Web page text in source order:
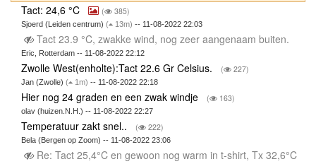
Tact: 24,6 °C ( 385)
Sjoerd (Leiden centrum) ( 13m) -- 11-08-2022 22:03
Tact 23.9 °C, zwakke wind, nog zeer aangenaam buiten.
Eric, Rotterdam -- 11-08-2022 22:12
Zwolle West(enholte):Tact 22.6 Gr Celsius. ( 227)
Jan (Zwolle) ( 1m) -- 11-08-2022 22:18
Hier nog 24 graden en een zwak windje ( 163)
olav (huizen.N.H.) -- 11-08-2022 22:27
Temperatuur zakt snel.. ( 222)
Bela (Bergen op Zoom) -- 11-08-2022 23:06
Re: Tact 25,4°C en gewoon nog warm in t-shirt, Tx 32,6°C